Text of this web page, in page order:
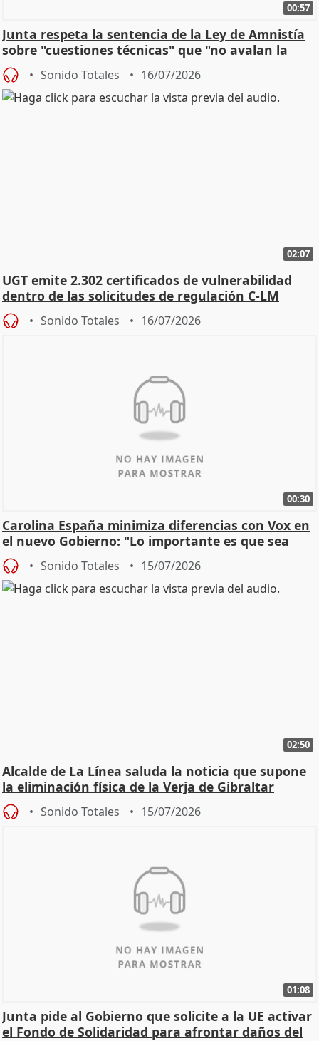
00:57
Junta respeta la sentencia de la Ley de Amnistía
sobre "cuestiones técnicas" que "no avalan la
const
Sonido Totales 16/07/2026
02:07
UGT emite 2.302 certificados de vulnerabilidad
dentro de las solicitudes de regulación C-LM
Sonido Totales 16/07/2026
00:30
Carolina España minimiza diferencias con Vox en
el nuevo Gobierno: "Lo importante es que sea
una leg
Sonido Totales 15/07/2026
02:50
Alcalde de La Línea saluda la noticia que supone
la eliminación física de la Verja de Gibraltar
Sonido Totales 15/07/2026
01:08
Junta pide al Gobierno que solicite a la UE activar
el Fondo de Solidaridad para afrontar daños del